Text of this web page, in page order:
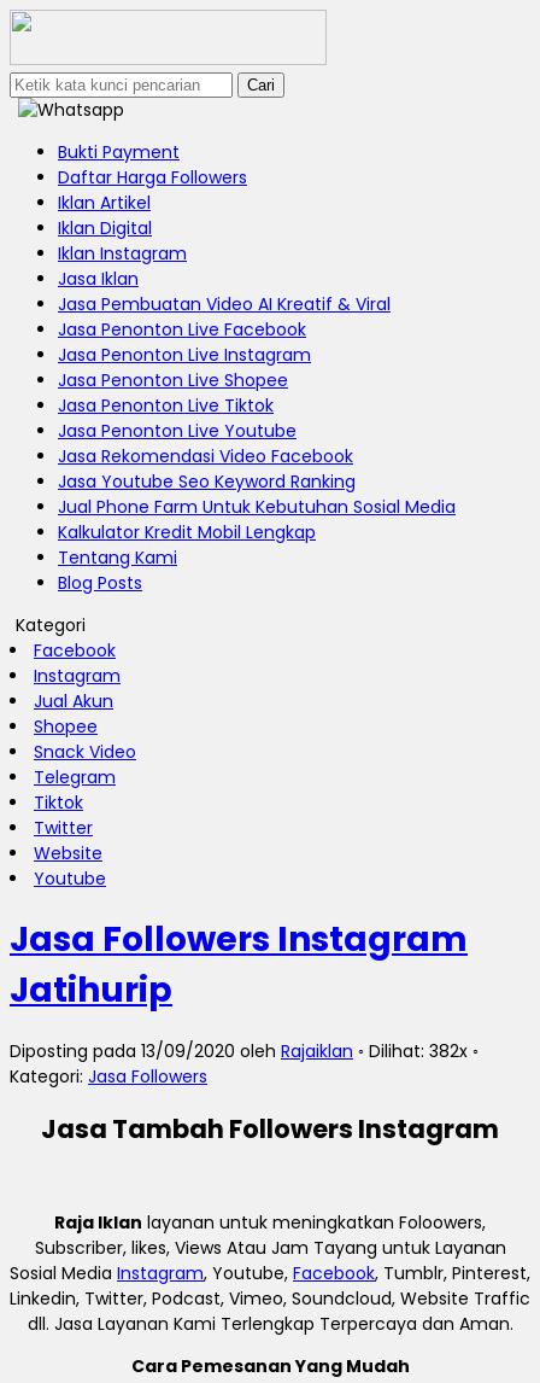
Cari
Bukti Payment
Daftar Harga Followers
Iklan Artikel
Iklan Digital
Iklan Instagram
Jasa Iklan
Jasa Pembuatan Video AI Kreatif & Viral
Jasa Penonton Live Facebook
Jasa Penonton Live Instagram
Jasa Penonton Live Shopee
Jasa Penonton Live Tiktok
Jasa Penonton Live Youtube
Jasa Rekomendasi Video Facebook
Jasa Youtube Seo Keyword Ranking
Jual Phone Farm Untuk Kebutuhan Sosial Media
Kalkulator Kredit Mobil Lengkap
Tentang Kami
Blog Posts
Kategori
Facebook
Instagram
Jual Akun
Shopee
Snack Video
Telegram
Tiktok
Twitter
Website
Youtube
Jasa Followers Instagram
Jatihurip
Diposting pada 13/09/2020 oleh Rajaiklan ◦ Dilihat: 382x ◦
Kategori: Jasa Followers
Jasa Tambah Followers Instagram
Raja Iklan layanan untuk meningkatkan Foloowers,
Subscriber, likes, Views Atau Jam Tayang untuk Layanan
Sosial Media Instagram, Youtube, Facebook, Tumblr, Pinterest,
Linkedin, Twitter, Podcast, Vimeo, Soundcloud, Website Traffic
dll. Jasa Layanan Kami Terlengkap Terpercaya dan Aman.
Cara Pemesanan Yang Mudah